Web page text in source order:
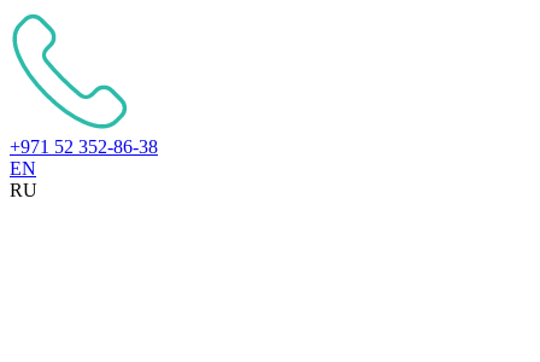
+971 52 352-86-38
EN
RU